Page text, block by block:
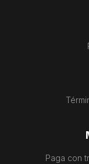
Paga con